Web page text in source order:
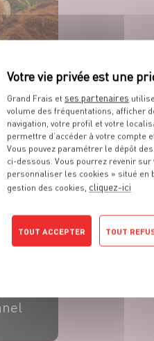
Grand Frais et ses partenaires
volume des fréquentations, afficher
navigation, votre profil et votre
permettre d’accéder à votre
Vous pouvez paramétrer le dépôt
ci-dessous. Vous pourrez revenir
personnaliser les cookies » situé en
gestion des cookies, cliquez-ici
TOUT ACCEPTER TOUT